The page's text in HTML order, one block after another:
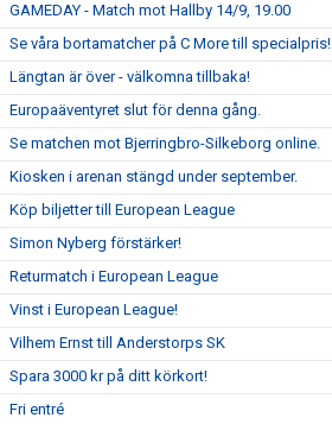
GAMEDAY - Match mot Hallby 14/9, 19.00
Se våra bortamatcher på C More till specialpris!
Längtan är över - välkomna tillbaka!
Europaäventyret slut för denna gång.
Se matchen mot Bjerringbro-Silkeborg online.
Kiosken i arenan stängd under september.
Köp biljetter till European League
Simon Nyberg förstärker!
Returmatch i European League
Vinst i European League!
Vilhem Ernst till Anderstorps SK
Spara 3000 kr på ditt körkort!
Fri entré